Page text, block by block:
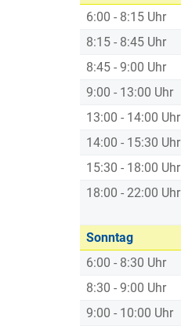
6:00 - 8:15 Uhr
8:15 - 8:45 Uhr
8:45 - 9:00 Uhr
9:00 - 13:00 Uhr
13:00 - 14:00 Uhr
14:00 - 15:30 Uhr
15:30 - 18:00 Uhr
18:00 - 22:00 Uhr
Sonntag
6:00 - 8:30 Uhr
8:30 - 9:00 Uhr
9:00 - 10:00 Uhr